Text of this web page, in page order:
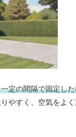
定の間隔で固定し
やすく、空気をよく